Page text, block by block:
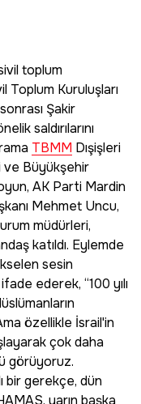
toplum
Toplum Kuruluşları
Şakir
saldırılarını
TBMM Dışişleri
ve Büyükşehir
AK Parti Mardin
Mehmet Uncu,
müdürleri,
katıldı. Eylemde
sesin
ederek, “100 yılı
özellikle İsrail'in
çok daha
görüyoruz.
bir gerekçe, dün
yarın başka